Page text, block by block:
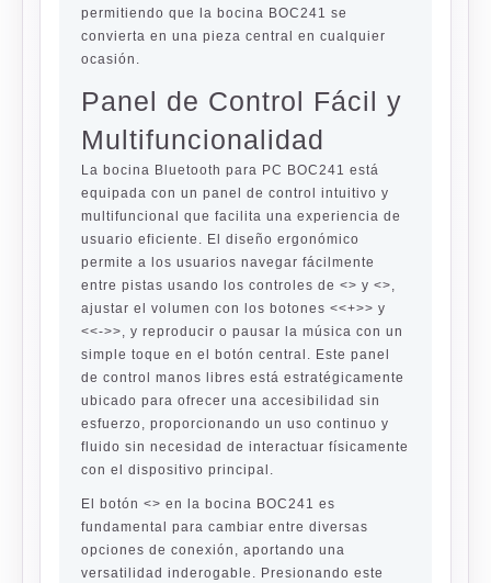
permitiendo que la bocina BOC241 se
convierta en una pieza central en cualquier
ocasión.
Panel de Control Fácil y
Multifuncionalidad
La bocina Bluetooth para PC BOC241 está
equipada con un panel de control intuitivo y
multifuncional que facilita una experiencia de
usuario eficiente. El diseño ergonómico
permite a los usuarios navegar fácilmente
entre pistas usando los controles de <> y <>,
ajustar el volumen con los botones <<+>> y
<<->>, y reproducir o pausar la música con un
simple toque en el botón central. Este panel
de control manos libres está estratégicamente
ubicado para ofrecer una accesibilidad sin
esfuerzo, proporcionando un uso continuo y
fluido sin necesidad de interactuar físicamente
con el dispositivo principal.
El botón <> en la bocina BOC241 es
fundamental para cambiar entre diversas
opciones de conexión, aportando una
versatilidad inderogable. Presionando este